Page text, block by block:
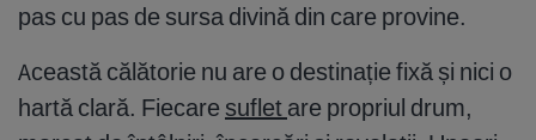
pas cu pas de sursa divină din care provine.
Această călătorie nu are o destinație fixă și nici o
hartă clară. Fiecare suflet are propriul drum,